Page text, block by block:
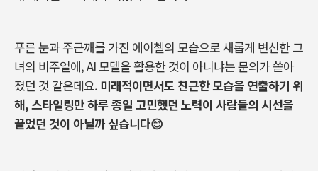
푸른 눈과 주근깨를 가진 에이첼의 모습으로 새롭게 변신한 그
녀의 비주얼에, AI 모델을 활용한 것이 아니냐는 문의가 쏟아
졌던 것 같은데요. 미래적이면서도 친근한 모습을 연출하기 위
해, 스타일링만 하루 종일 고민했던 노력이 사람들의 시선을
끌었던 것이 아닐까 싶습니다😊